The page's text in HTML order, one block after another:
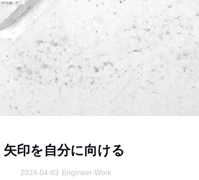
矢印を自分に向ける
2024-04-03 Engineer-Work